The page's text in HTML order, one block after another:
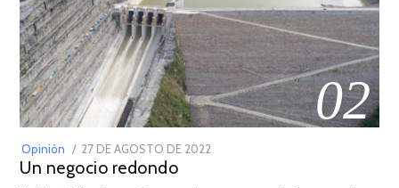
02
Opinión
POSTED
ON
27 DE AGOSTO DE 2022
Un negocio redondo